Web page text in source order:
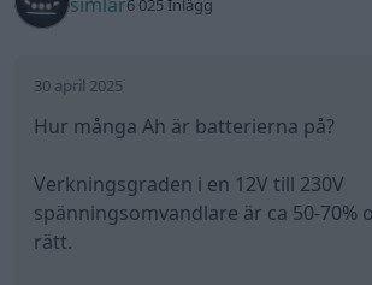
6 025 Inlägg
30 april 2025
Hur många Ah är batterierna på?
Verkningsgraden i en 12V till 230V
spänningsomvandlare är ca 50-70%
rätt.